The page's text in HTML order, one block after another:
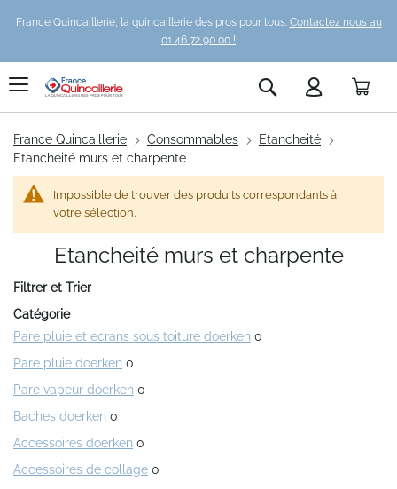
France Quincaillerie, la quincaillerie des pros pour tous. Contactez nous au
01 46 72 90 00 !
Rechercher
France Quincaillerie Consommables
Etancheité
Etancheité murs et charpente
Etancheité murs et charpente
Impossible de trouver des produits correspondants à
votre sélection.
Filtrer et Trier
Catégorie
Pare pluie et ecrans sous toiture doerken 0
Pare pluie doerken 0
Pare vapeur doerken 0
Baches doerken 0
Accessoires doerken 0
Accessoires de collage 0